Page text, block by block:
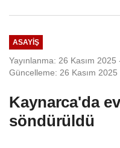
ASAYIŞ
Yayınlanma: 26 Kasım 2025
Güncelleme: 26 Kasım 2025
Kaynarca'da ev
söndürüldü